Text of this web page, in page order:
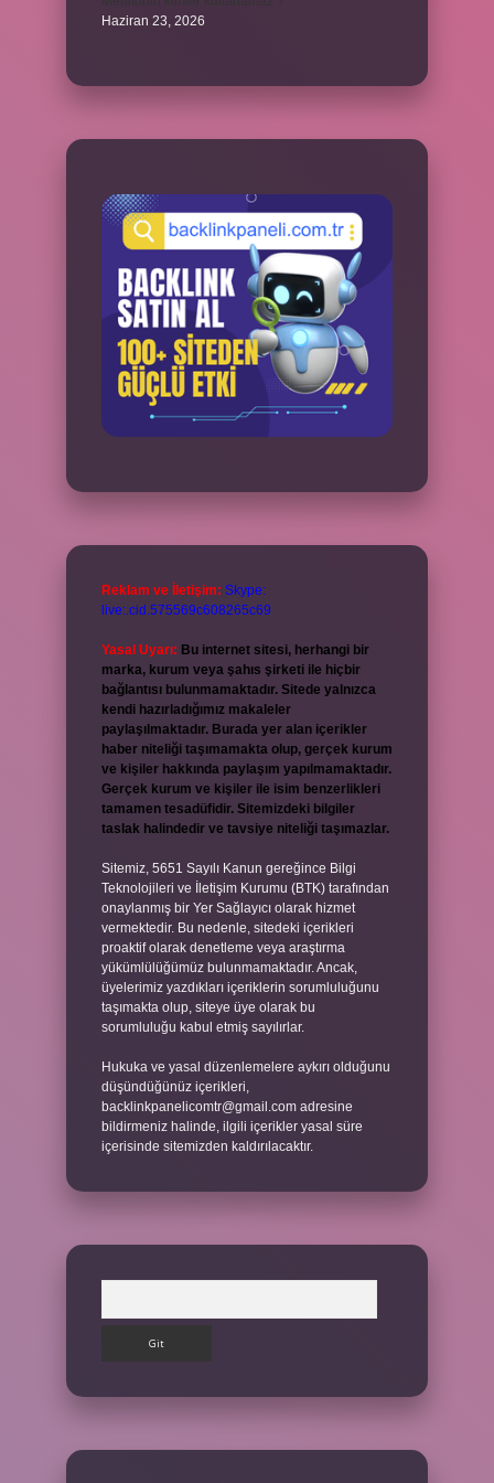
Haziran 23, 2026
Reklam ve İletişim: Skype:
live:.cid.575569c608265c69
Yasal Uyarı: Bu internet sitesi, herhangi bir
marka, kurum veya şahıs şirketi ile hiçbir
bağlantısı bulunmamaktadır. Sitede yalnızca
kendi hazırladığımız makaleler
paylaşılmaktadır. Burada yer alan içerikler
haber niteliği taşımamakta olup, gerçek kurum
ve kişiler hakkında paylaşım yapılmamaktadır.
Gerçek kurum ve kişiler ile isim benzerlikleri
tamamen tesadüfidir. Sitemizdeki bilgiler
taslak halindedir ve tavsiye niteliği taşımazlar.
Sitemiz, 5651 Sayılı Kanun gereğince Bilgi
Teknolojileri ve İletişim Kurumu (BTK) tarafından
onaylanmış bir Yer Sağlayıcı olarak hizmet
vermektedir. Bu nedenle, sitedeki içerikleri
proaktif olarak denetleme veya araştırma
yükümlülüğümüz bulunmamaktadır. Ancak,
üyelerimiz yazdıkları içeriklerin sorumluluğunu
taşımakta olup, siteye üye olarak bu
sorumluluğu kabul etmiş sayılırlar.
Hukuka ve yasal düzenlemelere aykırı olduğunu
düşündüğünüz içerikleri,
backlinkpanelicomtr@gmail.com adresine
bildirmeniz halinde, ilgili içerikler yasal süre
içerisinde sitemizden kaldırılacaktır.